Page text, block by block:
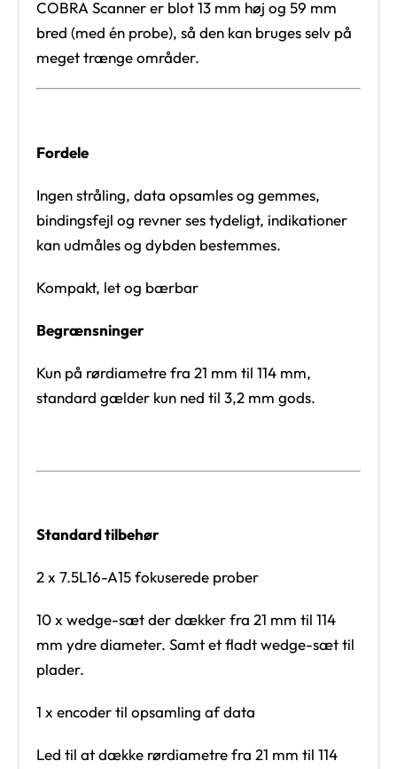
COBRA Scanner er blot 13 mm høj og 59 mm
bred (med én probe), så den kan bruges selv på
meget trænge områder.
Fordele
Ingen stråling, data opsamles og gemmes,
bindingsfejl og revner ses tydeligt, indikationer
kan udmåles og dybden bestemmes.
Kompakt, let og bærbar
Begrænsninger
Kun på rørdiametre fra 21 mm til 114 mm,
standard gælder kun ned til 3,2 mm gods.
Standard tilbehør
2 x 7.5L16-A15 fokuserede prober
10 x wedge-sæt der dækker fra 21 mm til 114
mm ydre diameter. Samt et fladt wedge-sæt til
plader.
1 x encoder til opsamling af data
Led til at dække rørdiametre fra 21 mm til 114